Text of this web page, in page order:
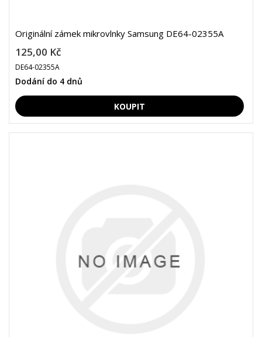
Originální zámek mikrovlnky Samsung DE64-02355A
125,00 Kč
DE64-02355A
Dodání do 4 dnů